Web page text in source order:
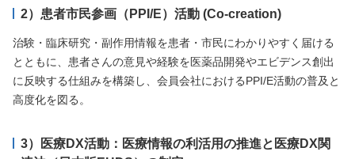
2）患者市民参画（PPI/E）活動 (Co-creation)
治験・臨床研究・副作用情報を患者・市民にわかりやすく届ける
とともに、患者さんの意見や経験を医薬品開発やエビデンス創出
に反映する仕組みを構築し、会員会社におけるPPI/E活動の普及と
高度化を図る。
3）医療DX活動：医療情報の利活用の推進と医療DX関